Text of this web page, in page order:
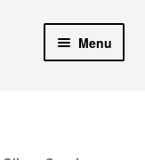
Menu